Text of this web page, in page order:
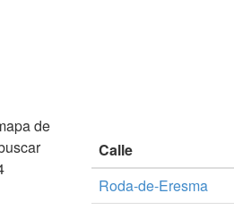
de
Calle
Roda-de-Eresma